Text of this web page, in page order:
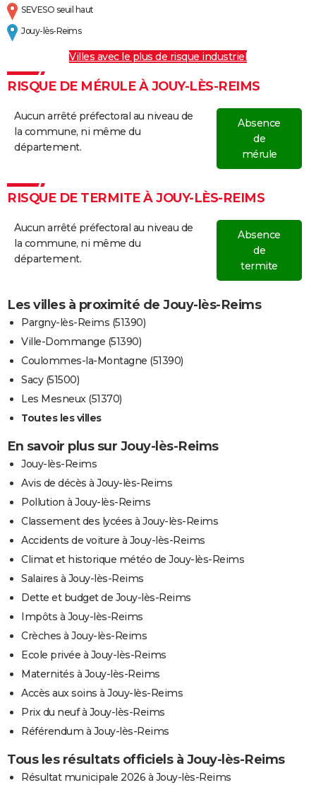
SEVESO seuil haut
Jouy-lès-Reims
Villes avec le plus de risque industriel
RISQUE DE MÉRULE À JOUY-LÈS-REIMS
Aucun arrêté préfectoral au niveau de
la commune, ni même du
département.
Absence
de
mérule
RISQUE DE TERMITE À JOUY-LÈS-REIMS
Aucun arrêté préfectoral au niveau de
la commune, ni même du
département.
Absence
de
termite
Les villes à proximité de Jouy-lès-Reims
Pargny-lès-Reims (51390)
Ville-Dommange (51390)
Coulommes-la-Montagne (51390)
Sacy (51500)
Les Mesneux (51370)
Toutes les villes
En savoir plus sur Jouy-lès-Reims
Jouy-lès-Reims
Avis de décès à Jouy-lès-Reims
Pollution à Jouy-lès-Reims
Classement des lycées à Jouy-lès-Reims
Accidents de voiture à Jouy-lès-Reims
Climat et historique météo de Jouy-lès-Reims
Salaires à Jouy-lès-Reims
Dette et budget de Jouy-lès-Reims
Impôts à Jouy-lès-Reims
Crèches à Jouy-lès-Reims
Ecole privée à Jouy-lès-Reims
Maternités à Jouy-lès-Reims
Accès aux soins à Jouy-lès-Reims
Prix du neuf à Jouy-lès-Reims
Référendum à Jouy-lès-Reims
Tous les résultats officiels à Jouy-lès-Reims
Résultat municipale 2026 à Jouy-lès-Reims